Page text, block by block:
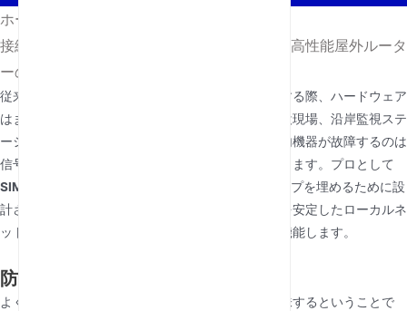
ホーム
接続性の防水化:SIMカードスロットを備えた高性能屋外ルータ
ーの背後にある技術
従来のオフィスの枠を超えてネットワークを拡張する際、ハードウェア
はまったく異なる物理現象に直面します。屋外建設現場、沿岸監視ステ
ーション、農業拠点などの環境では、標準的な屋内機器が故障するのは
信号強度だけでなく、環境負荷によるものでもあります。プロとして
SIMカードスロット付きの屋外ルーター
このギャップを埋めるために設
計されており、最も過酷な気候でもセルラー信号を安定したローカルネ
ットワークに変換する強靭なゲートウェイとして機能します。
防水を超えて:熱・材料科学
よくある誤解は、「屋外」とは単に「防水」を意味するということで